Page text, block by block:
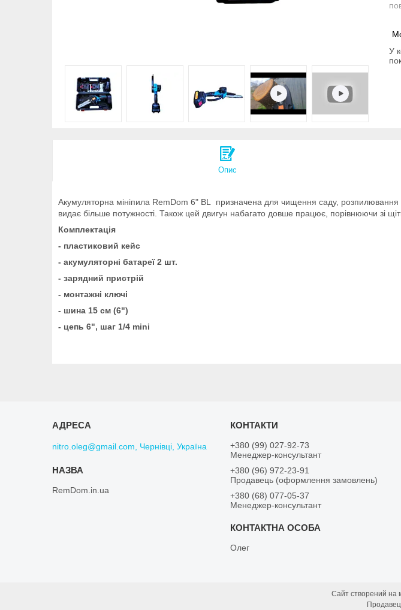
У
Опис
Акумуляторна мініпила RemDom 6" BL призначена для чищення саду,
видає більше потужності. Також цей двигун набагато довше працює, порівнюючи зі
Комплектація
- пластиковий кейс
- акумуляторні батареї 2 шт.
- зарядний пристрій
- монтажні ключі
- шина 15 см (6")
- цепь 6", шаг 1/4 mini
nitro.oleg@gmail.com, Чернівці, Україна
RemDom.in.ua
+380 (99) 027-92-73
Менеджер-консультант
+380 (96) 972-23-91
Продавець (оформлення замовлень)
+380 (68) 077-05-37
Менеджер-консультант
Олег
Сайт створений на